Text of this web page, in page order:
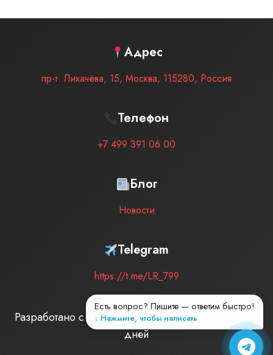
Адрес
пр-т. Лихачёва, 15, Москва, 115280, Россия
Телефон
+7 499 391 06 00
Блог
Новости
Telegram
https://t.me/LR_799
Разработано с любовью | Мы на рынке –
дней
Есть вопрос? Пишите — ответим быстро!
↓ Нажмите, чтобы написать